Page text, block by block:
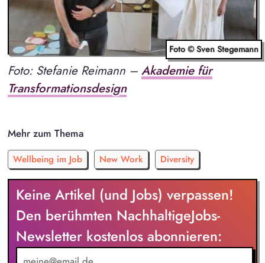
Foto © Sven Stegemann
Foto: Stefanie Reimann – Akademie für
Transformationsdesign
Mehr zum Thema
Wellbeing im Job New Work Diversity
Keine Artikel (und Jobs) verpassen!
Den berühmten NachhaltigeJobs-
Newsletter kostenlos abonnieren: